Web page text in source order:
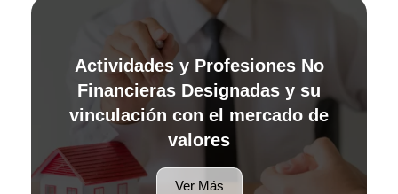
Actividades y Profesiones No
Financieras Designadas y su
vinculación con el mercado de
valores
Ver Más